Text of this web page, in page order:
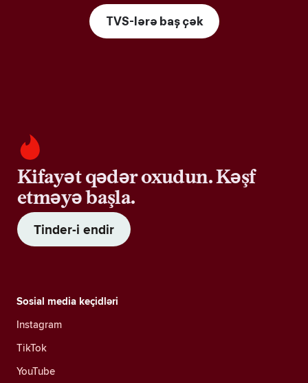
TVS-lərə baş çək
Kifayət qədər oxudun. Kəşf
etməyə başla.
Tinder-i endir
Sosial media keçidləri
Instagram
TikTok
YouTube